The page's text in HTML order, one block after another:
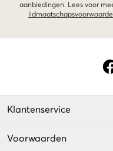
aanbiedingen. Lees voor
Klantenservice
Voorwaarden